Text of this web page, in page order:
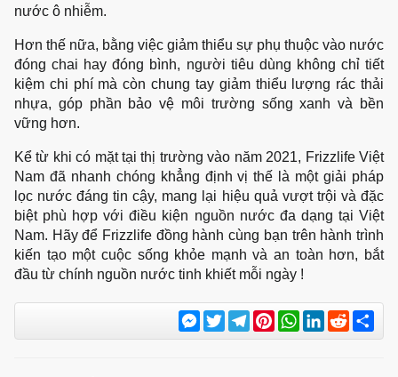
nước ô nhiễm.
Hơn thế nữa, bằng việc giảm thiểu sự phụ thuộc vào nước
đóng chai hay đóng bình, người tiêu dùng không chỉ tiết
kiệm chi phí mà còn chung tay giảm thiểu lượng rác thải
nhựa, góp phần bảo vệ môi trường sống xanh và bền
vững hơn.
Kể từ khi có mặt tại thị trường vào năm 2021, Frizzlife Việt
Nam đã nhanh chóng khẳng định vị thế là một giải pháp
lọc nước đáng tin cậy, mang lại hiệu quả vượt trội và đặc
biệt phù hợp với điều kiện nguồn nước đa dạng tại Việt
Nam. Hãy để Frizzlife đồng hành cùng bạn trên hành trình
kiến tạo một cuộc sống khỏe mạnh và an toàn hơn, bắt
đầu từ chính nguồn nước tinh khiết mỗi ngày !
Messenger
TwitterTelegram
Pinterest
WhatsApp
LinkedIn
Reddit